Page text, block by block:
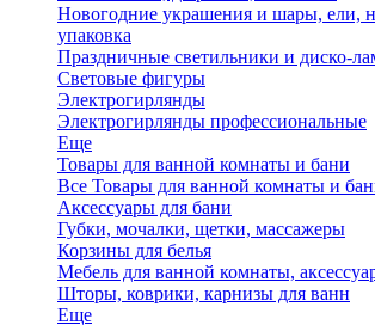
Новогодние украшения и шары, ели,
упаковка
Праздничные светильники и диско-
Световые фигуры
Электрогирлянды
Электрогирлянды профессиональные
Еще
Товары для ванной комнаты и бани
Все Товары для ванной комнаты и
Аксессуары для бани
Губки, мочалки, щетки, массажеры
Корзины для белья
Мебель для ванной комнаты,
Шторы, коврики, карнизы для ванн
Еще